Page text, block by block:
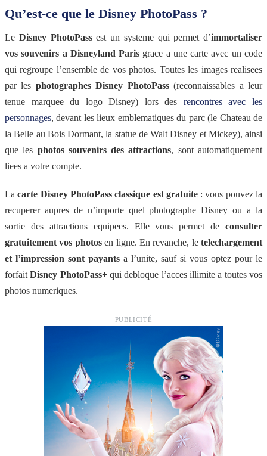
Qu’est-ce que le Disney PhotoPass ?
Le Disney PhotoPassest un systeme qui permet d’immortaliser
vos souvenirs a Disneyland Paris grace a une carte avec un code
qui regroupe l’ensemble de vos photos. Toutes les images realisees
par les photographes Disney PhotoPass(reconnaissables a leur
tenue marquee du logo Disney) lors des rencontres avec les
personnages, devant les lieux emblematiques du parc (le Chateau de
la Belle au Bois Dormant, la statue de Walt Disney et Mickey), ainsi
que les photos souvenirs des attractions, sont automatiquement
liees a votre compte.
Lacarte Disney PhotoPass classique est gratuite: vous pouvez la
recuperer aupres de n’importe quel photographe Disney ou a la
sortie des attractions equipees. Elle vous permet de consulter
gratuitement vos photosen ligne. En revanche, le telechargement
et l’impression sont payants a l’unite, sauf si vous optez pour le
forfaitDisney PhotoPass+qui debloque l’acces illimite a toutes vos
photos numeriques.
PUBLICITÉ